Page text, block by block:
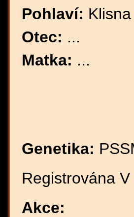
Pohlaví: Klisna
Otec: ...
Matka: ...
Genetika:
Registrována
Akce: